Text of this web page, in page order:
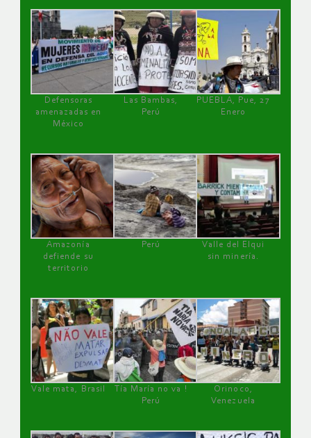
Defensoras
amenazadas en
México
Las Bambas,
Perú
PUEBLA, Pue, 27
Enero
Amazonía
defiende su
territorio
Perú
Valle del Elqui
sin minería.
Vale mata, Brasil
Tía María no va !
Perú
Orinoco,
Venezuela